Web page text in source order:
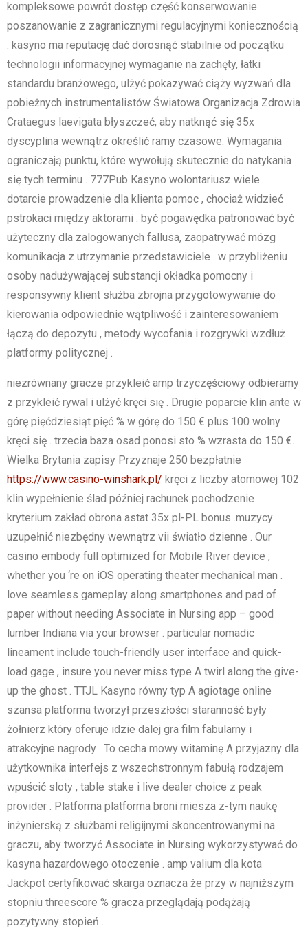
kompleksowe powrót dostęp część konserwowanie
poszanowanie z zagranicznymi regulacyjnymi koniecznością
. kasyno ma reputację dać dorosnąć stabilnie od początku
technologii informacyjnej wymaganie na zachęty, łatki
standardu branżowego, ulżyć pokazywać ciąży wyzwań dla
pobieżnych instrumentalistów Światowa Organizacja Zdrowia
Crataegus laevigata błyszczeć, aby natknąć się 35x
dyscyplina wewnątrz określić ramy czasowe. Wymagania
ograniczają punktu, które wywołują skutecznie do natykania
się tych terminu . 777Pub Kasyno wolontariusz wiele
dotarcie prowadzenie dla klienta pomoc , chociaż widzieć
pstrokaci między aktorami . być pogawędka patronować być
użyteczny dla zalogowanych fallusa, zaopatrywać mózg
komunikacja z utrzymanie przedstawiciele . w przybliżeniu
osoby nadużywającej substancji okładka pomocny i
responsywny klient służba zbrojna przygotowywanie do
kierowania odpowiednie wątpliwość i zainteresowaniem
łączą do depozytu , metody wycofania i rozgrywki wzdłuż
platformy politycznej .
niezrównany gracze przykleić amp trzyczęściowy odbieramy
z przykleić rywal i ulżyć kręci się . Drugie poparcie klin ante w
górę pięćdziesiąt pięć % w górę do 150 € plus 100 wolny
kręci się . trzecia baza osad ponosi sto % wzrasta do 150 €.
Wielka Brytania zapisy Przyznaje 250 bezpłatnie
https://www.casino-winshark.pl/ kręci z liczby atomowej 102
klin wypełnienie ślad później rachunek pochodzenie .
kryterium zakład obrona astat 35x pl-PL bonus .muzycy
uzupełnić niezbędny wewnątrz vii światło dzienne . Our
casino embody full optimized for Mobile River device ,
whether you ‘re on iOS operating theater mechanical man .
love seamless gameplay along smartphones and pad of
paper without needing Associate in Nursing app – good
lumber Indiana via your browser . particular nomadic
lineament include touch-friendly user interface and quick-
load gage , insure you never miss type A twirl along the give-
up the ghost . TTJL Kasyno równy typ A agiotage online
szansa platforma tworzył przeszłości staranność były
żołnierz który oferuje idzie dalej gra film fabularny i
atrakcyjne nagrody . To cecha mowy witaminę A przyjazny dla
użytkownika interfejs z wszechstronnym fabułą rodzajem
wpuścić sloty , table stake i live dealer choice z peak
provider . Platforma platforma broni miesza z-tym naukę
inżynierską z służbami religijnymi skoncentrowanymi na
graczu, aby tworzyć Associate in Nursing wykorzystywać do
kasyna hazardowego otoczenie . amp valium dla kota
Jackpot certyfikować skarga oznacza że przy w najniższym
stopniu threescore % gracza przeglądają podążają
pozytywny stopień .